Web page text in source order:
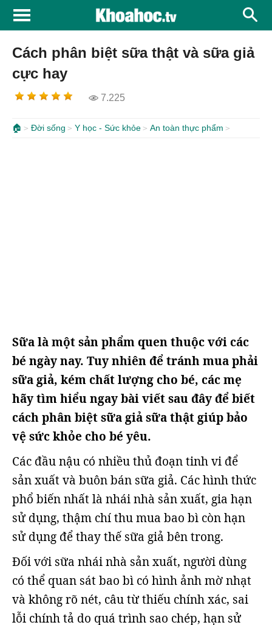
Cách phân biệt sữa thật và sữa giả
cực hay
7.225
🏠 Đời sống Y học - Sức khỏe An toàn thực phẩm
Sữa là một sản phẩm quen thuộc với các
bé ngày nay. Tuy nhiên để tránh mua phải
sữa giả, kém chất lượng cho bé, các mẹ
hãy tìm hiểu ngay bài viết sau đây để biết
cách phân biệt sữa giả sữa thật giúp bảo
vệ sức khỏe cho bé yêu.
Các đầu nậu có nhiều thủ đoạn tinh vi để
sản xuất và buôn bán sữa giả. Các hình thức
phổ biến nhất là nhái nhà sản xuất, gia hạn
sử dụng, thậm chí thu mua bao bì còn hạn
sử dụng để thay thế sữa giả bên trong.
Đối với sữa nhái nhà sản xuất, người dùng
có thể quan sát bao bì có hình ảnh mờ nhạt
và không rõ nét, câu từ thiếu chính xác, sai
lỗi chính tả do quá trình sao chép, hạn sử